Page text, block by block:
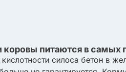
питаются в самых
силоса бетон в